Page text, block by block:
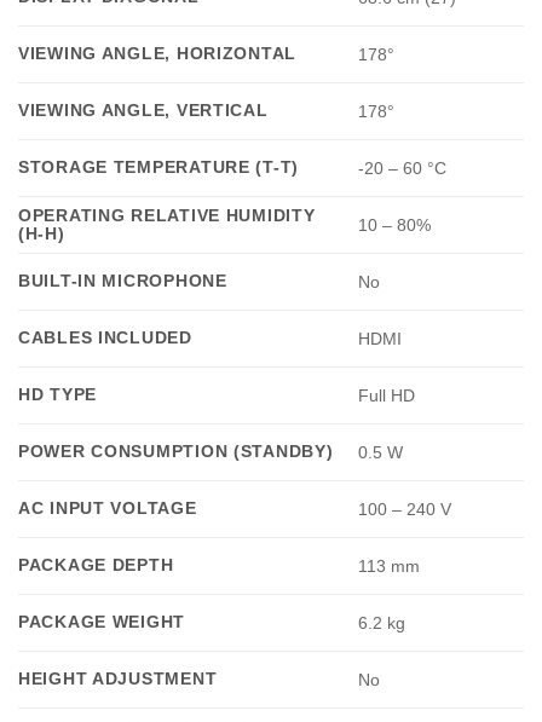
VIEWING ANGLE, HORIZONTAL 178°
VIEWING ANGLE, VERTICAL 178°
STORAGE TEMPERATURE (T-T) -20 – 60 °C
OPERATING RELATIVE HUMIDITY
(H-H)
10 – 80%
BUILT-IN MICROPHONE No
CABLES INCLUDED HDMI
HD TYPE Full HD
POWER CONSUMPTION (STANDBY) 0.5 W
AC INPUT VOLTAGE 100 – 240 V
PACKAGE DEPTH 113 mm
PACKAGE WEIGHT 6.2 kg
HEIGHT ADJUSTMENT No